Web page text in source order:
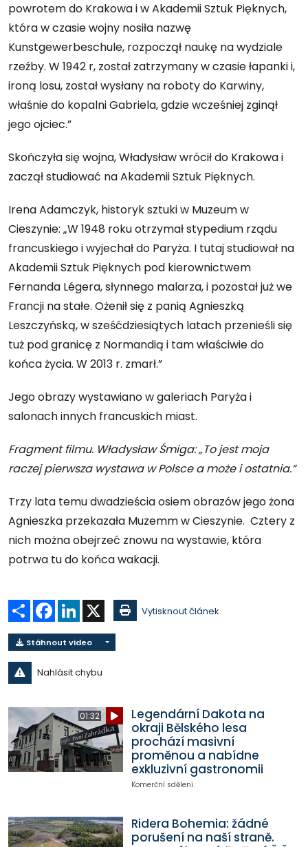
powrotem do Krakowa i w Akademii Sztuk Pięknych,
która w czasie wojny nosiła nazwę
Kunstgewerbeschule, rozpoczął naukę na wydziale
rzeźby. W 1942 r, został zatrzymany w czasie łapanki i,
ironą losu, został wysłany na roboty do Karwiny,
właśnie do kopalni Gabriela, gdzie wcześniej zginął
jego ojciec.”
Skończyła się wojna, Władysław wrócił do Krakowa i
zaczął studiować na Akademii Sztuk Pięknych.
Irena Adamczyk, historyk sztuki w Muzeum w
Cieszynie: „W 1948 roku otrzymał stypedium rządu
francuskiego i wyjechał do Paryża. I tutaj studiował na
Akademii Sztuk Pięknych pod kierownictwem
Fernanda Légera, słynnego malarza, i pozostał już we
Francji na stałe. Ożenił się z panią Agnieszką
Leszczyńską, w sześćdziesiątych latach przenieśli się
tuż pod granicę z Normandią i tam właściwie do
końca życia. W 2013 r. zmarł.”
Jego obrazy wystawiano w galeriach Paryża i
salonach innych francuskich miast.
Fragment filmu. Władysław Śmiga: „To jest moja
raczej pierwsza wystawa w Polsce a może i ostatnia.“
Trzy lata temu dwadzieścia osiem obrazów jego żona
Agnieszka przekazała Muzemm w Cieszynie. Cztery z
nich można obejrzeć znowu na wystawie, która
potrwa tu do końca wakacji.
Sdílet Facebook
LinkedIn Vytisknout článek
Stáhnout video
Nahlásit chybu
01:32
Legendární Dakota na
okraji Bělského lesa
prochází masivní
proměnou a nabídne
exkluzivní gastronomii
Komerční sdělení
Ridera Bohemia: žádné
porušení na naší straně.